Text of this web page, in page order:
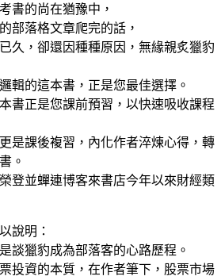
書的尚在猶豫中，
部落格文章爬完的話，
久，卻還因種種原因，無緣親炙獵豹
輯的這本書，正是您最佳選擇。
書正是您課前預習，以快速吸收課程
是課後複習，內化作者淬煉心得，轉
。
登並蟬連博客來書店今年以來財經類
說明：
談獵豹成為部落客的心路歷程。
投資的本質，在作者筆下，股票市場